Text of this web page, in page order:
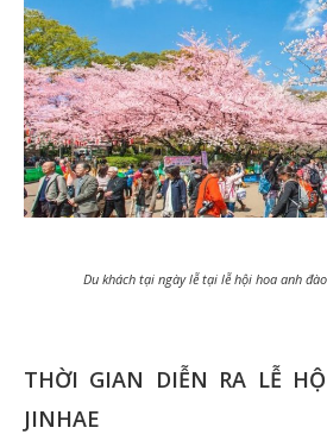
Du khách tại ngày lễ tại lễ hội hoa anh
THỜI GIAN DIỄN RA LỄ
JINHAE